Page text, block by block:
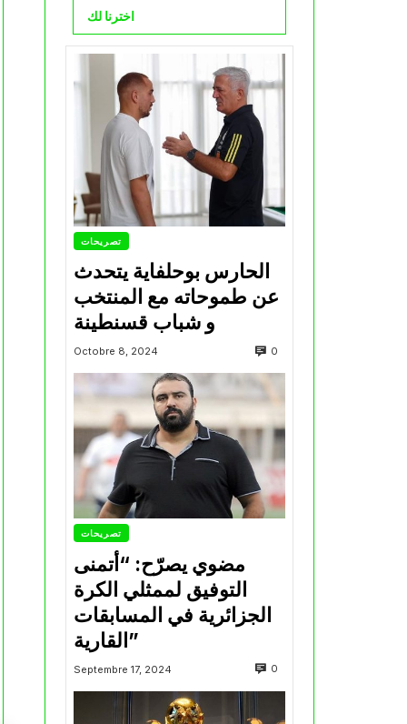
اخترنا لك
تصريحات
الحارس بوحلفاية يتحدث
عن طموحاته مع المنتخب
و شباب قسنطينة
Octobre 8, 2024 0
تصريحات
مضوي يصرّح: “أتمنى
التوفيق لممثلي الكرة
الجزائرية في المسابقات
القارية”
Septembre 17, 2024 0